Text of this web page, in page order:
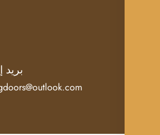
بريد إلكتروني
kamulangdoors@outlook.com